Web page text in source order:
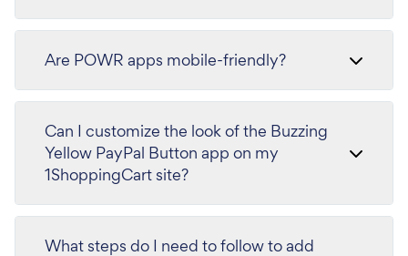
Are POWR apps mobile-friendly?
Can I customize the look of the Buzzing
Yellow PayPal Button app on my
1ShoppingCart site?
What steps do I need to follow to add